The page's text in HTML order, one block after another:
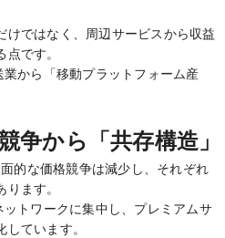
けではなく、周辺サービスから収益
です。
から「移動プラットフォーム産
争から「共存構造
的な価格競争は減少し、それぞれ
ます。
ットワークに集中し、プレミアムサ
ています。